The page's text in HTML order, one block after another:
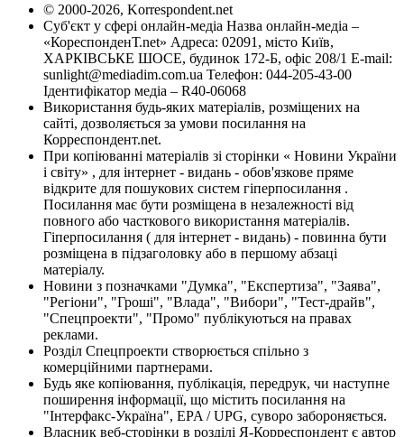
© 2000-2026, Korrespondent.net
Суб'єкт у сфері онлайн-медіа Назва онлайн-медіа –
«КореспонденТ.net» Адреса: 02091, місто Київ,
ХАРКІВСЬКЕ ШОСЕ, будинок 172-Б, офіс 208/1 E-mail:
sunlight@mediadim.com.ua Телефон: 044-205-43-00
Ідентифікатор медіа – R40-06068
Використання будь-яких матеріалів, розміщених на
сайті, дозволяється за умови посилання на
Корреспондент.net.
При копіюванні матеріалів зі сторінки « Новини України
і світу» , для інтернет - видань - обов'язкове пряме
відкрите для пошукових систем гіперпосилання .
Посилання має бути розміщена в незалежності від
повного або часткового використання матеріалів.
Гіперпосилання ( для інтернет - видань) - повинна бути
розміщена в підзаголовку або в першому абзаці
матеріалу.
Новини з позначками "Думка", "Експертиза", "Заява",
"Регіони", "Гроші", "Влада", "Вибори", "Тест-драйв",
"Спецпроекти", "Промо" публікуються на правах
реклами.
Розділ Спецпроекти створюється спільно з
комерційними партнерами.
Будь яке копіювання, публікація, передрук, чи наступне
поширення інформації, що містить посилання на
"Інтерфакс-Україна", EPA / UPG, суворо забороняється.
Власник веб-сторінки в розділі Я-Корреспондент є автор